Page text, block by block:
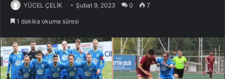
YÜCEL ÇELİK Şubat 9, 2023 0 7
1 dakika okuma süresi